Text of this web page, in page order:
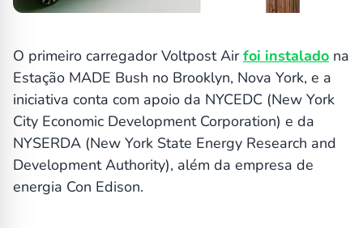
O primeiro carregador Voltpost Airfoi instalado na
Estação MADE Bush no Brooklyn, Nova York, e a
iniciativa conta com apoio da NYCEDC (New York
City Economic Development Corporation) e da
NYSERDA (New York State Energy Research and
Development Authority), além da empresa de
energia Con Edison.